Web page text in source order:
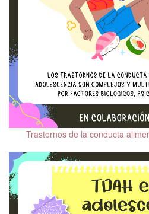
Trastornos de la conducta